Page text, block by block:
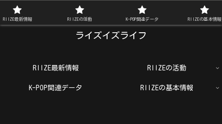
ライズイズライフ
RIIZE最新情報 RIIZEの活動
K-POP関連データ RIIZEの基本情報
RIIZE最新情報 RIIZEの活動 K-POP関連データ RIIZEの基本情報